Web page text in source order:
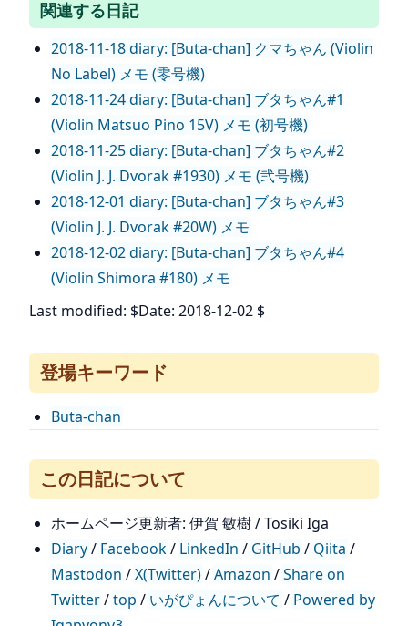
関連する日記
2018-11-18 diary: [Buta-chan] クマちゃん (Violin
No Label) メモ (零号機)
2018-11-24 diary: [Buta-chan] ブタちゃん#1
(Violin Matsuo Pino 15V) メモ (初号機)
2018-11-25 diary: [Buta-chan] ブタちゃん#2
(Violin J. J. Dvorak #1930) メモ (弐号機)
2018-12-01 diary: [Buta-chan] ブタちゃん#3
(Violin J. J. Dvorak #20W) メモ
2018-12-02 diary: [Buta-chan] ブタちゃん#4
(Violin Shimora #180) メモ
Last modified: $Date: 2018-12-02 $
登場キーワード
Buta-chan
この日記について
ホームページ更新者: 伊賀 敏樹 / Tosiki Iga
Diary/ Facebook/ LinkedIn / GitHub / Qiita /
Mastodon /X(Twitter)/Amazon /Share on
Twitter/top / いがぴょんについて / Powered by